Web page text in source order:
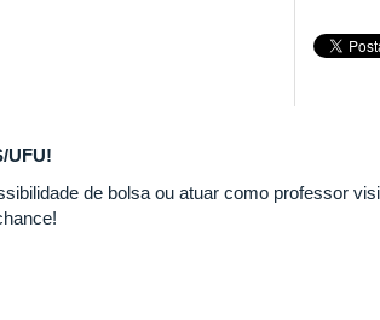
UFU!
de bolsa ou atuar como professor